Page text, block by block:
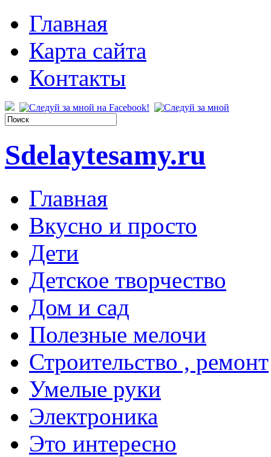
Главная
Карта сайта
Контакты
Sdelaytesamy.ru
Главная
Вкусно и просто
Дети
Детское творчество
Дом и сад
Полезные мелочи
Строительство , ремонт
Умелые руки
Электроника
Это интересно